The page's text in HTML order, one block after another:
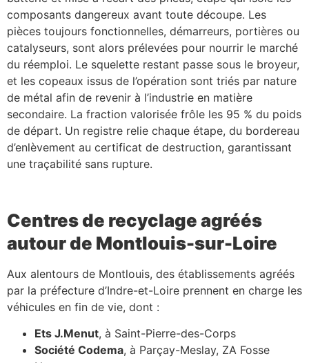
composants dangereux avant toute découpe. Les
pièces toujours fonctionnelles, démarreurs, portières ou
catalyseurs, sont alors prélevées pour nourrir le marché
du réemploi. Le squelette restant passe sous le broyeur,
et les copeaux issus de l’opération sont triés par nature
de métal afin de revenir à l’industrie en matière
secondaire. La fraction valorisée frôle les 95 % du poids
de départ. Un registre relie chaque étape, du bordereau
d’enlèvement au certificat de destruction, garantissant
une traçabilité sans rupture.
Centres de recyclage agréés
autour de Montlouis-sur-Loire
Aux alentours de Montlouis, des établissements agréés
par la préfecture d’Indre-et-Loire prennent en charge les
véhicules en fin de vie, dont :
Ets J.Menut, à Saint-Pierre-des-Corps
Société Codema, à Parçay-Meslay, ZA Fosse